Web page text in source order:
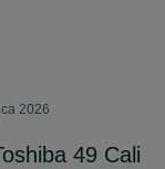
2026
49 Cali